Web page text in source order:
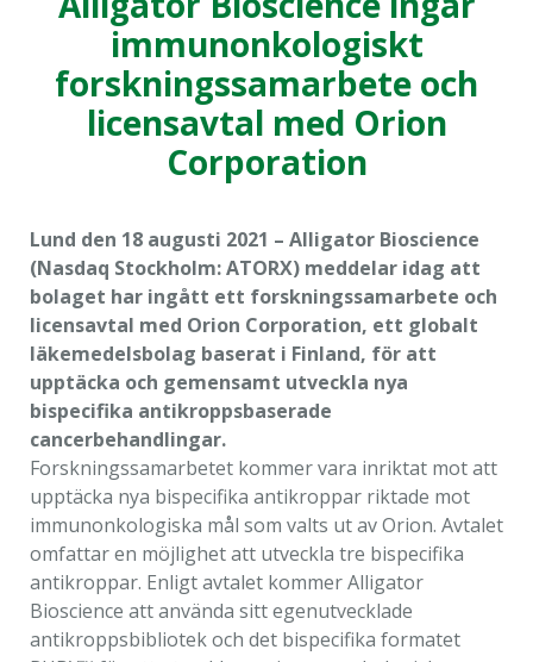
immunonkologiskt
forskningssamarbete och
licensavtal med Orion
Corporation
Lund den 18 augusti 2021 – Alligator Bioscience
(Nasdaq Stockholm: ATORX) meddelar idag att
bolaget har ingått ett forskningssamarbete och
licensavtal med Orion Corporation, ett globalt
läkemedelsbolag baserat i Finland, för att
upptäcka och gemensamt utveckla nya
bispecifika antikroppsbaserade
cancerbehandlingar.
Forskningssamarbetet kommer vara inriktat mot att
upptäcka nya bispecifika antikroppar riktade mot
immunonkologiska mål som valts ut av Orion. Avtalet
omfattar en möjlighet att utveckla tre bispecifika
antikroppar. Enligt avtalet kommer Alligator
Bioscience att använda sitt egenutvecklade
antikroppsbibliotek och det bispecifika formatet
används.
Upplevelse
För att vår
möjligt
under ditt
besök. Om
du nekar de
här kakorna
kommer viss
funktionalitet
att försvinna
från
hemsidan.
Marknadsföring
Genom att dela
med dig av dina
intressen och ditt
beteende när du